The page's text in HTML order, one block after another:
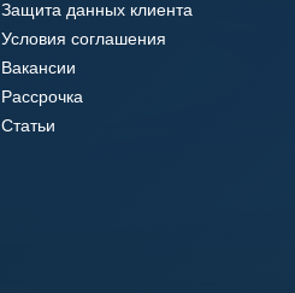
Защита данных клиента
Условия соглашения
Вакансии
Рассрочка
Статьи